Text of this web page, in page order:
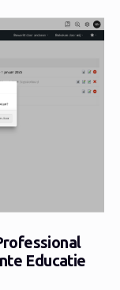
Educatie